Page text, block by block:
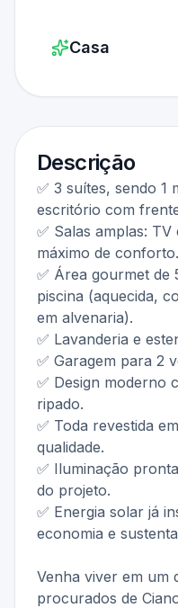
Casa
Descrição
✅ 3 suítes, sendo 1
escritório com
✅ Salas amplas:
máximo de conforto.
✅ Área gourmet de
piscina (aquecida,
em alvenaria).
✅ Lavanderia e
✅ Garagem para 2
✅ Design moderno
ripado.
✅ Toda revestida
qualidade.
✅ Iluminação
do projeto.
✅ Energia solar já
economia e
Venha viver em um
procurados de